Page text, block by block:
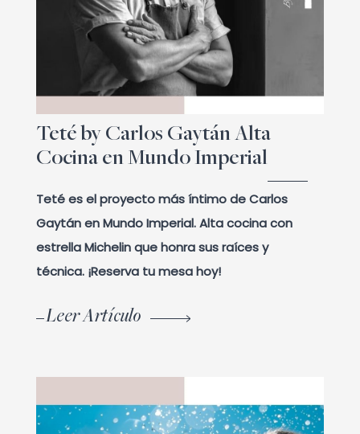
Teté by Carlos Gaytán Alta
Cocina en Mundo Imperial
Teté es el proyecto más íntimo de Carlos
Gaytán en Mundo Imperial. Alta cocina con
estrella Michelin que honra sus raíces y
técnica. ¡Reserva tu mesa hoy!
Leer Artículo